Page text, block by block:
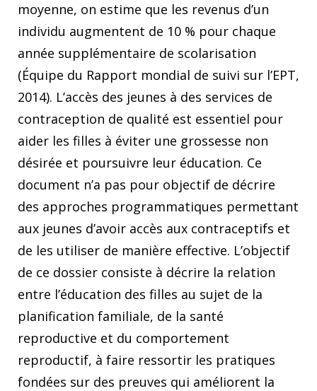
moyenne, on estime que les revenus d’un
individu augmentent de 10 % pour chaque
année supplémentaire de scolarisation
(Équipe du Rapport mondial de suivi sur l’EPT,
2014). L’accès des jeunes à des services de
contraception de qualité est essentiel pour
aider les filles à éviter une grossesse non
désirée et poursuivre leur éducation. Ce
document n’a pas pour objectif de décrire
des approches programmatiques permettant
aux jeunes d’avoir accès aux contraceptifs et
de les utiliser de manière effective. L’objectif
de ce dossier consiste à décrire la relation
entre l’éducation des filles au sujet de la
planification familiale, de la santé
reproductive et du comportement
reproductif, à faire ressortir les pratiques
fondées sur des preuves qui améliorent la